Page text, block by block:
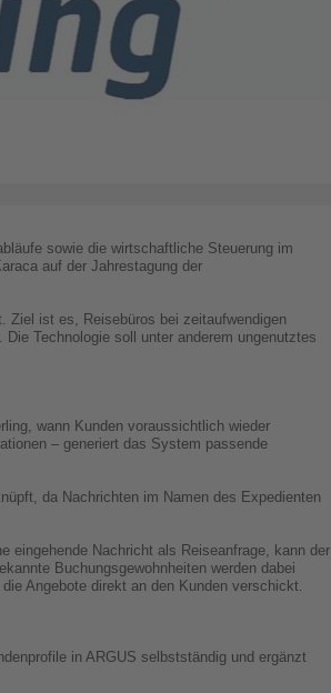
sowie die wirtschaftliche Steuerung im
auf der Jahrestagung der
Ziel ist es, Reisebüros bei zeitaufwendigen
Technologie soll unter anderem ungenutztes
wann Kunden voraussichtlich wieder
– generiert das System passende
da Nachrichten im Namen des Expedienten
eingehende Nachricht als Reiseanfrage, kann der
Buchungsgewohnheiten werden dabei
Angebote direkt an den Kunden verschickt.
in ARGUS selbstständig und ergänzt